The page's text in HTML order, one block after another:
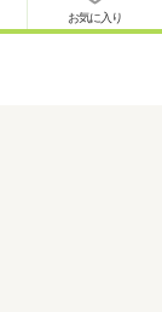
お気に入り